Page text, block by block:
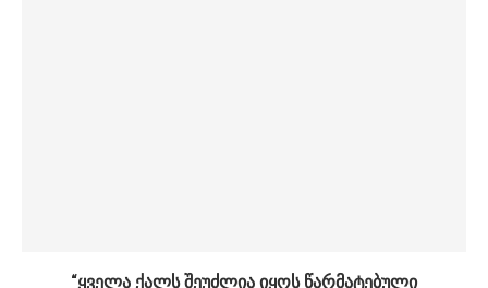
“ყველა ქალს შეუძლია იყოს წარმატებული